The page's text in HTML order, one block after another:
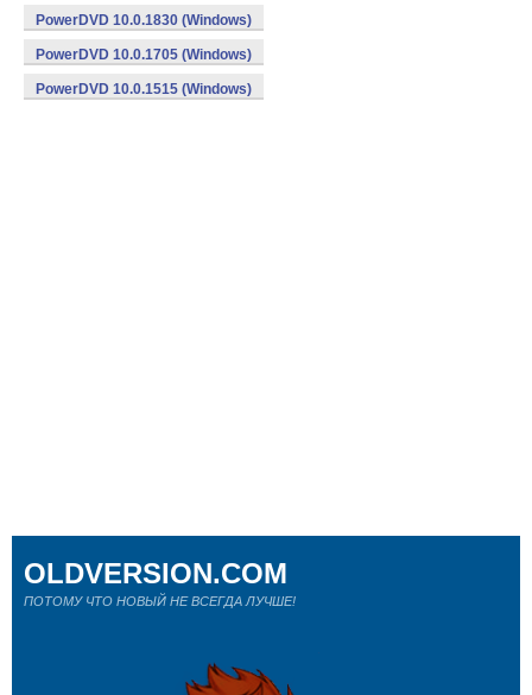
PowerDVD 10.0.1830 (Windows)
PowerDVD 10.0.1705 (Windows)
PowerDVD 10.0.1515 (Windows)
OLDVERSION.COM
ПОТОМУ ЧТО НОВЫЙ НЕ ВСЕГДА ЛУЧШЕ!